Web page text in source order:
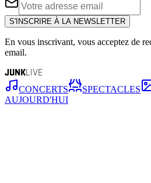
S'INSCRIRE À LA NEWSLETTER
En vous inscrivant, vous acceptez de
email.
JUNKLIVE
CONCERTS SPECTACLES
AUJOURD'HUI